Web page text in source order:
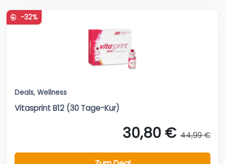
-32%
Deals, Wellness
Vitasprint B12 (30 Tage-Kur)
30,80 € 44,99 €